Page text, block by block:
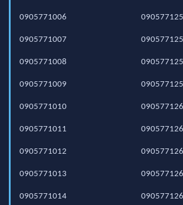
0905771006
0905771007
0905771008
0905771009
0905771010
0905771011
0905771012
0905771013
0905771014